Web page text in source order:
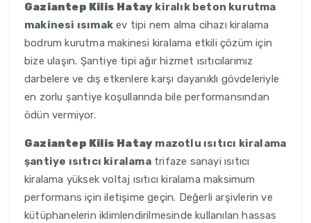
Gaziantep Kilis Hatay kiralık beton kurutma
makinesi ısımak ev tipi nem alma cihazı kiralama
bodrum kurutma makinesi kiralama etkili çözüm için
bize ulaşın. Şantiye tipi ağır hizmet ısıtıcılarımız
darbelere ve dış etkenlere karşı dayanıklı gövdeleriyle
en zorlu şantiye koşullarında bile performansından
ödün vermiyor.
Gaziantep Kilis Hatay mazotlu ısıtıcı kiralama
şantiye ısıtıcı kiralamatrifaze sanayi ısıtıcı
kiralama yüksek voltaj ısıtıcı kiralama maksimum
performans için iletişime geçin. Değerli arşivlerin ve
kütüphanelerin iklimlendirilmesinde kullanılan hassas